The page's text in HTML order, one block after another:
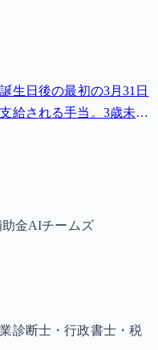
生日後の最初の3月31日
給される手当。3歳未満
10,000円。
助金AIチームズ
診断士・行政書士・税